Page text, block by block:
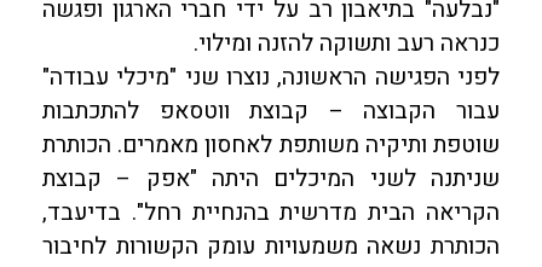
"נבלעה" בתיאבון רב על ידי חברי הארגון ופגשה
כנראה רעב ותשוקה להזנה ומילוי.
לפני הפגישה הראשונה, נוצרו שני "מיכלי עבודה"
עבור הקבוצה – קבוצת ווטסאפ להתכתבות
שוטפת ותיקיה משותפת לאחסון מאמרים. הכותרת
שניתנה לשני המיכלים היתה "אפק – קבוצת
הקריאה הבית מדרשית בהנחיית רחל". בדיעבד,
הכותרת נשאה משמעויות עומק הקשורות לחיבור